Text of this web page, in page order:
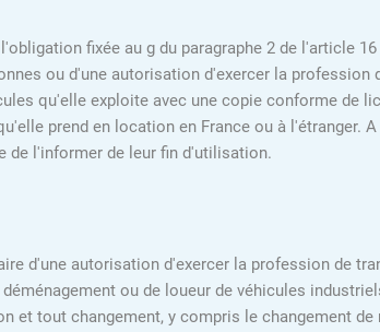
fixée au g du paragraphe 2 de l'article
ou d'une autorisation d'exercer la
qu'elle exploite avec une copie conforme de
prend en location en France ou à
de l'informer de leur fin d'utilisation.
d'une autorisation d'exercer la profession de
ou de loueur de véhicules
et tout changement, y compris le changement